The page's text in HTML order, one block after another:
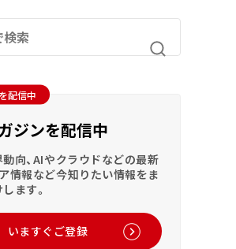
配信中
ジンを配信中
向、AIやクラウドなどの最新
情報など今知りたい情報をま
ます。
いますぐご登録